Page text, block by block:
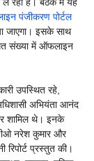
पंजीकरण पोर्टल
जाएगा। इसके साथ
संख्या में ऑफलाइन
उपस्थित रहे,
अभियंता आनंद
शामिल थे। इनके
नरेश कुमार और
रिपोर्ट प्रस्तुत की।